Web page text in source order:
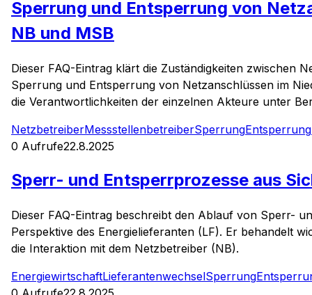
Sperrung und Entsperrung von
NB und MSB
Dieser FAQ-Eintrag klärt die Zuständigkeiten zwischen
Sperrung und Entsperrung von Netzanschlüssen im
die Verantwortlichkeiten der einzelnen Akteure unter
NetzbetreiberMessstellenbetreiberSperrungEntsperrung
0 Aufrufe22.8.2025
Sperr- und Entsperrprozesse aus
Dieser FAQ-Eintrag beschreibt den Ablauf von Sperr-
Perspektive des Energielieferanten (LF). Er behandelt
die Interaktion mit dem Netzbetreiber (NB).
EnergiewirtschaftLieferantenwechselSperrung